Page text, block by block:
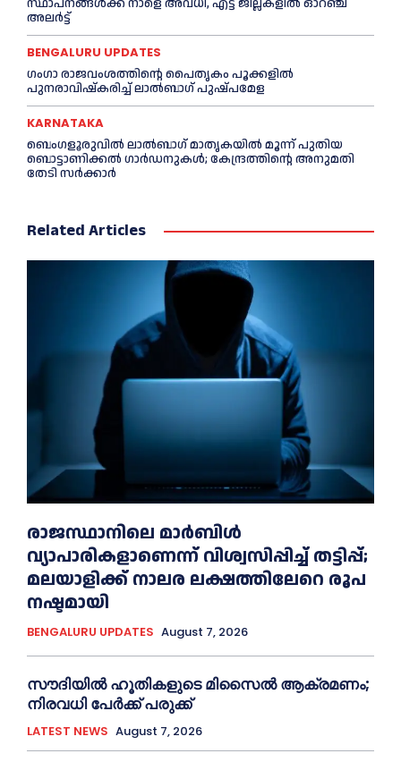
സ്ഥാപനങ്ങൾക്ക് നാളെ അവധി, എട്ട് ജില്ലകളിൽ ഓറഞ്ച്
അലർട്ട്
BENGALURU UPDATES
ഗംഗാ രാജവംശത്തിന്റെ പൈതൃകം പൂക്കളിൽ
പുനരാവിഷ്‌കരിച്ച് ലാൽബാഗ് പുഷ്പമേള
KARNATAKA
ബെംഗളൂരുവിൽ ലാൽബാഗ് മാതൃകയിൽ മൂന്ന് പുതിയ
ബൊട്ടാണിക്കൽ ഗാർഡനുകൾ; കേന്ദ്രത്തിന്റെ അനുമതി
തേടി സർക്കാർ
Related Articles
രാജസ്ഥാനിലെ മാർബിൾ
വ്യാപാരികളാണെന്ന് വിശ്വസിപ്പിച്ച് തട്ടിപ്പ്;
മലയാളിക്ക് നാലര ലക്ഷത്തിലേറെ രൂപ
നഷ്ടമായി
BENGALURU UPDATES August 7, 2026
സൗദിയിൽ ഹൂതികളുടെ മിസൈൽ ആക്രമണം;
നിരവധി പേർക്ക് പരുക്ക്
LATEST NEWS August 7, 2026